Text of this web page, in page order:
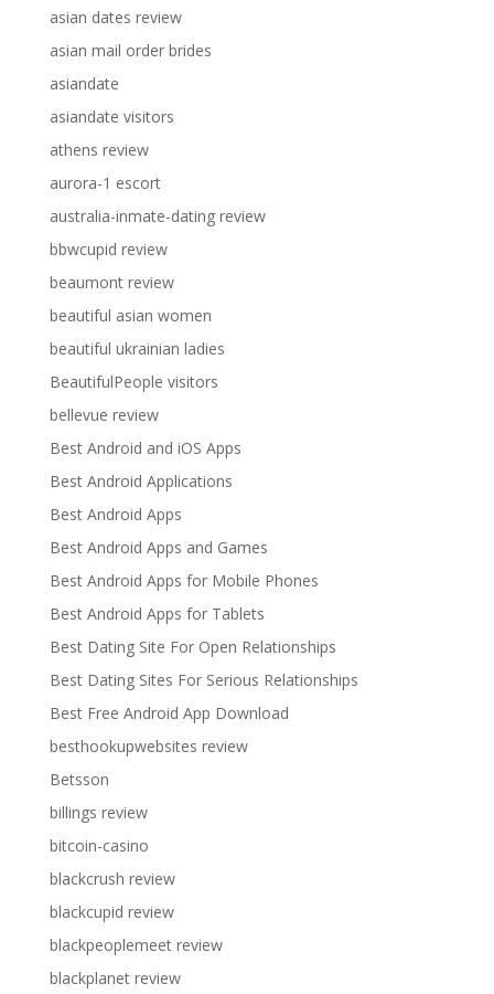
asian dates review
asian mail order brides
asiandate
asiandate visitors
athens review
aurora-1 escort
australia-inmate-dating review
bbwcupid review
beaumont review
beautiful asian women
beautiful ukrainian ladies
BeautifulPeople visitors
bellevue review
Best Android and iOS Apps
Best Android Applications
Best Android Apps
Best Android Apps and Games
Best Android Apps for Mobile Phones
Best Android Apps for Tablets
Best Dating Site For Open Relationships
Best Dating Sites For Serious Relationships
Best Free Android App Download
besthookupwebsites review
Betsson
billings review
bitcoin-casino
blackcrush review
blackcupid review
blackpeoplemeet review
blackplanet review